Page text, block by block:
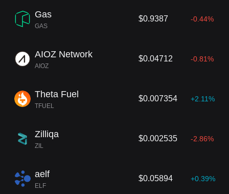
Gas
GAS
$0.9387 -0.44%
AIOZ Network
AIOZ
$0.04712 -0.81%
Theta Fuel
TFUEL
$0.007354 +2.11%
Zilliqa
ZIL
$0.002535 -2.86%
aelf
ELF
$0.05894 +0.39%